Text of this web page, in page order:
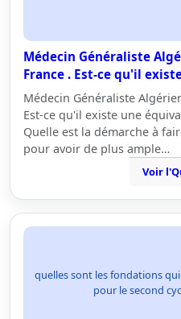
Médecin Généraliste
France . Est-ce qu'il
Médecin Généraliste
Est-ce qu'il existe une
Quelle est la démarche à
pour avoir de plus ample…
Voir
quelles sont les fondations
pour le second